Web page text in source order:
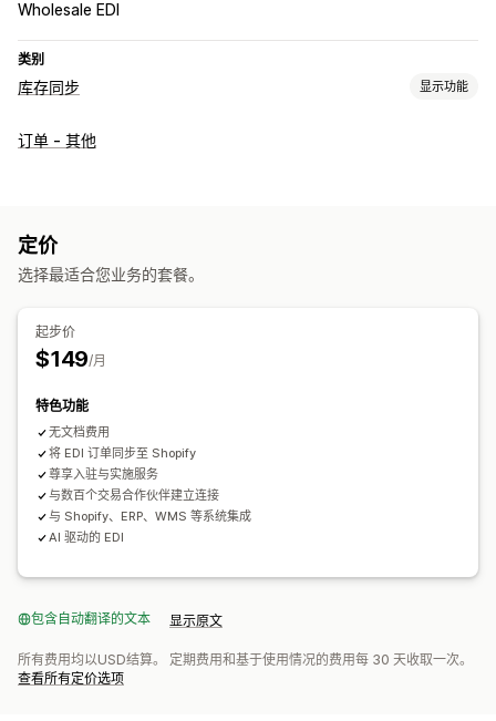
Wholesale EDI
类别
库存同步 显示功能
同步类型
自动化提醒
库存提醒 数据导入和导出
订单 - 其他
定价
选择最适合您业务的套餐。
起步价
$149/月
特色功能
无文档费用
将 EDI 订单同步至 Shopify
尊享入驻与实施服务
与数百个交易合作伙伴建立连接
与 Shopify、ERP、WMS 等系统集成
AI 驱动的 EDI
包含自动翻译的文本 显示原文
所有费用均以USD结算。 定期费用和基于使用情况的费用每 30 天收取一次。
查看所有定价选项